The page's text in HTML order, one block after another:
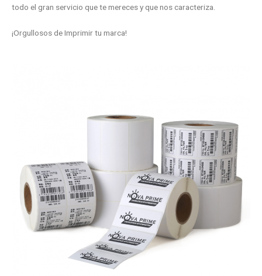
todo el gran servicio que te mereces y que nos caracteriza.
¡Orgullosos de Imprimir tu marca!